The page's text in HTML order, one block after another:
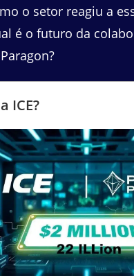
o setor reagiu a
é o futuro da
ICE?